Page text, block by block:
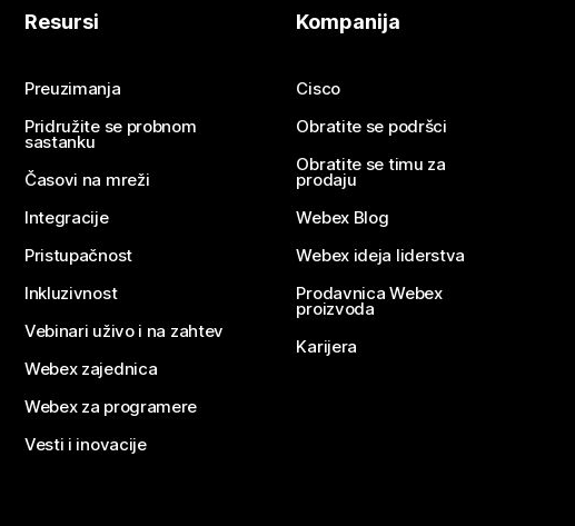
Resursi
Preuzimanja
Pridružite se probnom
sastanku
Časovi na mreži
Integracije
Pristupačnost
Inkluzivnost
Vebinari uživo i na zahtev
Webex zajednica
Webex za programere
Vesti i inovacije
Kompanija
Cisco
Obratite se podršci
Obratite se timu za
prodaju
Webex Blog
Webex ideja liderstva
Prodavnica Webex
proizvoda
Karijera